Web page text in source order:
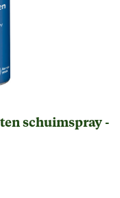
schuimspray -